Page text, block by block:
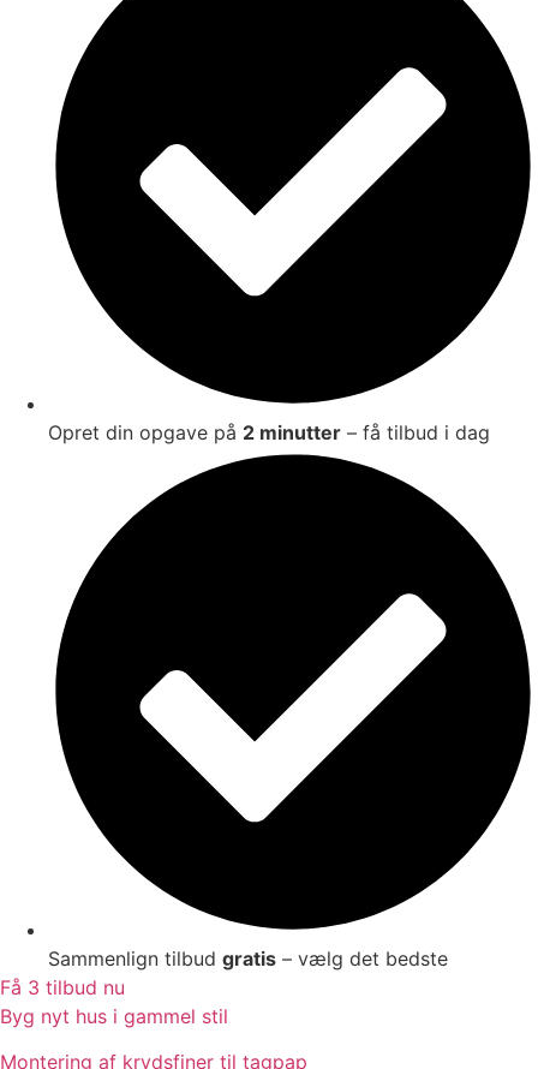
Opret din opgave på 2 minutter – få tilbud i dag
Sammenlign tilbud gratis – vælg det bedste
Få 3 tilbud nu
Byg nyt hus i gammel stil
Montering af krydsfiner til tagpap